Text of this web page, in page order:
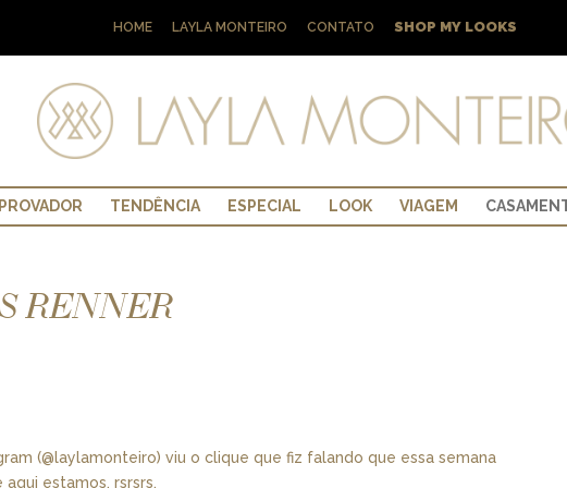
HOME LAYLA MONTEIRO CONTATO SHOP MY LOOKS
PROVADOR TENDÊNCIA ESPECIAL LOOK VIAGEM
RENNER
(@laylamonteiro) viu o clique que fiz falando que essa semana
estamos, rsrsrs.